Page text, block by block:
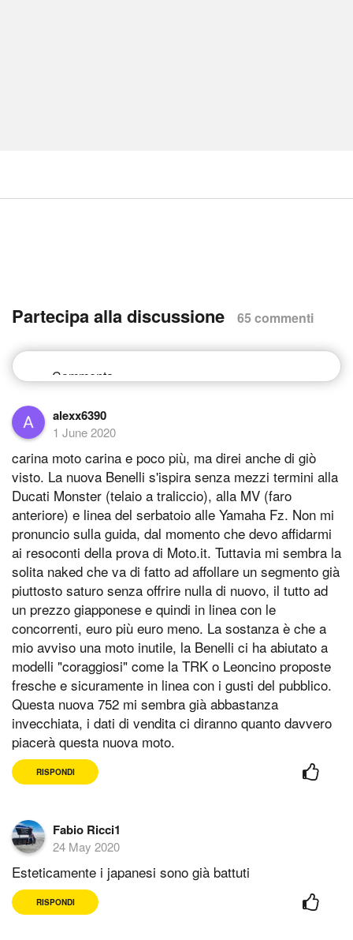
Partecipa alla discussione 65 commenti
alexx6390
1 June 2020
carina moto carina e poco più, ma direi anche di giò
visto. La nuova Benelli s'ispira senza mezzi termini alla
Ducati Monster (telaio a traliccio), alla MV (faro
anteriore) e linea del serbatoio alle Yamaha Fz. Non mi
pronuncio sulla guida, dal momento che devo affidarmi
ai resoconti della prova di Moto.it. Tuttavia mi sembra la
solita naked che va di fatto ad affollare un segmento già
piuttosto saturo senza offrire nulla di nuovo, il tutto ad
un prezzo giapponese e quindi in linea con le
concorrenti, euro più euro meno. La sostanza è che a
mio avviso una moto inutile, la Benelli ci ha abiutato a
modelli "coraggiosi" come la TRK o Leoncino proposte
fresche e sicuramente in linea con i gusti del pubblico.
Questa nuova 752 mi sembra già abbastanza
invecchiata, i dati di vendita ci diranno quanto davvero
piacerà questa nuova moto.
RISPONDI
Fabio Ricci1
24 May 2020
Esteticamente i japanesi sono già battuti
RISPONDI